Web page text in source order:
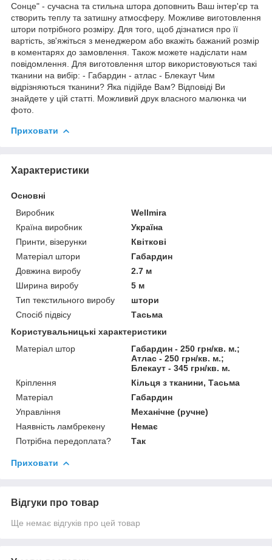
Сонце" - сучасна та стильна штора доповнить Ваш інтер'єр та
створить теплу та затишну атмосферу. Можливе виготовлення
штори потрібного розміру. Для того, щоб дізнатися про її
вартість, зв'яжіться з менеджером або вкажіть бажаний розмір
в коментарях до замовлення. Також можете надіслати нам
повідомлення. Для виготовлення штор використовуються такі
тканини на вибір: - Габардин - атлас - Блекаут Чим
відрізняються тканини? Яка підійде Вам? Відповіді Ви
знайдете у цій статті. Можливий друк власного малюнка чи
фото.
Приховати
Характеристики
Основні
Виробник
Wellmira
Країна виробник
Україна
Принти, візерунки
Квіткові
Матеріал штори
Габардин
Довжина виробу
2.7 м
Ширина виробу
5 м
Тип текстильного виробу
штори
Спосіб підвісу
Тасьма
Користувальницькі характеристики
Матеріал штор
Габардин - 250 грн/кв. м.;
Атлас - 250 грн/кв. м.;
Блекаут - 345 грн/кв. м.
Кріплення
Кільця з тканини, Тасьма
Матеріал
Габардин
Управління
Механічне (ручне)
Наявність ламбрекену
Немає
Потрібна передоплата?
Так
Приховати
Відгуки про товар
Ще немає відгуків про цей товар